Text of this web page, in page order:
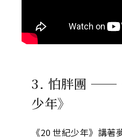
3. 怕胖團 ──
少年》
《20 世紀少年》講著